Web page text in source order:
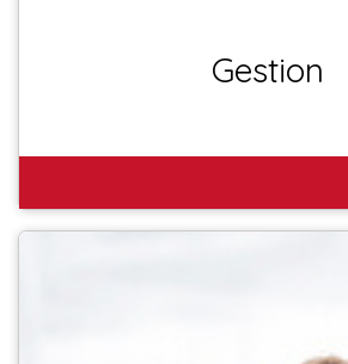
Gestion